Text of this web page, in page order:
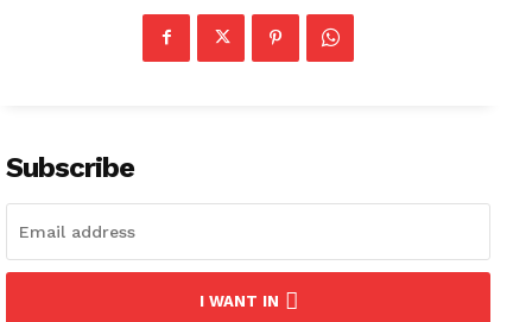
Subscribe
I WANT IN